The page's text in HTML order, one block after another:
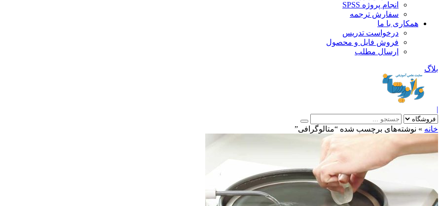
انجام پروژه SPSS
سفارش ترجمه
همکاری با ما
درخواست تدریس
فروش فایل و محصول
ارسال مطلب
بلاگ
|
خانه » نوشته‌های برچسب شده “متالوگرافی”